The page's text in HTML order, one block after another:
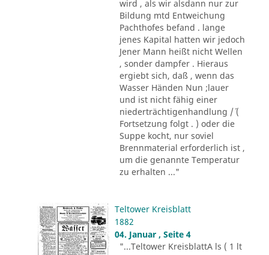
wird , als wir alsdann nur zur
Bildung mtd Entweichung
Pachthofes befand . lange
jenes Kapital hatten wir jedoch
Jener Mann heißt nicht Wellen
, sonder dampfer . Hieraus
ergiebt sich, daß , wenn das
Wasser Händen Nun ;lauer
und ist nicht fähig einer
niederträchtigenhandlung /´ (
Fortsetzung folgt . ) oder die
Suppe kocht, nur soviel
Brennmaterial erforderlich ist ,
um die genannte Temperatur
zu erhalten ..."
Teltower Kreisblatt
1882
04. Januar , Seite 4
"...Teltower KreisblattA ls ( 1 lt